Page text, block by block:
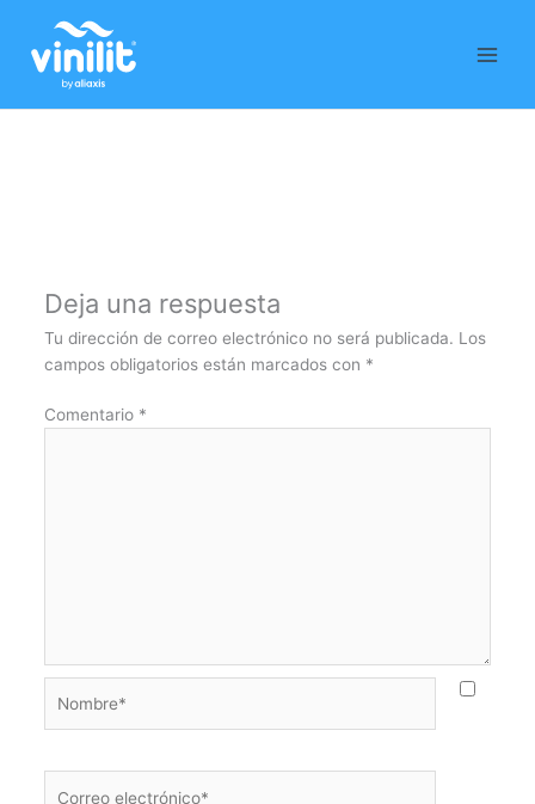
contenido
Deja una respuesta
Tu dirección de correo electrónico no será publicada. Los
campos obligatorios están marcados con *
Comentario *